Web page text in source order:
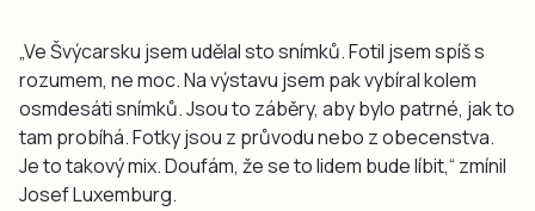
„Ve Švýcarsku jsem udělal sto snímků. Fotil jsem spíš s
rozumem, ne moc. Na výstavu jsem pak vybíral kolem
osmdesáti snímků. Jsou to záběry, aby bylo patrné, jak to
tam probíhá. Fotky jsou z průvodu nebo z obecenstva.
Je to takový mix. Doufám, že se to lidem bude líbit,“ zmínil
Josef Luxemburg.